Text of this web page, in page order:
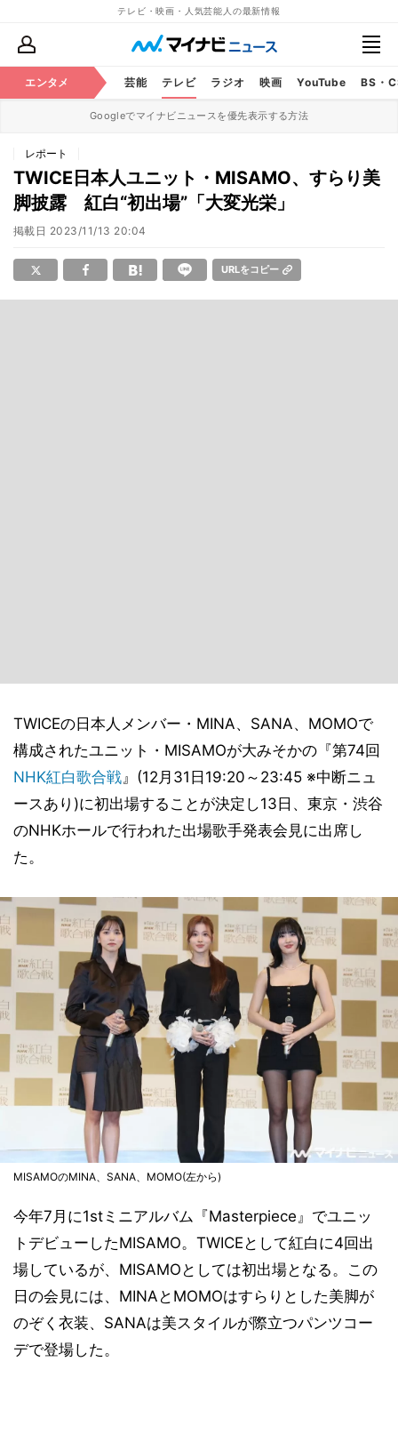
テレビ・映画・人気芸能人の最新情報
エンタメ 芸能 テレビ ラジオ 映画 YouTube BS・
Googleでマイナビニュースを優先表示する方法
レポート
TWICE日本人ユニット・MISAMO、すらり美
脚披露 紅白“初出場”「大変光栄」
掲載日 2023/11/13 20:04
URLをコピー
TWICEの日本人メンバー・MINA、SANA、MOMOで
構成されたユニット・MISAMOが大みそかの『第74回
NHK紅白歌合戦』(12月31日19:20～23:45 ※中断ニュ
ースあり)に初出場することが決定し13日、東京・渋谷
のNHKホールで行われた出場歌手発表会見に出席し
た。
MISAMOのMINA、SANA、MOMO(左から)
今年7月に1stミニアルバム『Masterpiece』でユニッ
トデビューしたMISAMO。TWICEとして紅白に4回出
場しているが、MISAMOとしては初出場となる。この
日の会見には、MINAとMOMOはすらりとした美脚が
のぞく衣装、SANAは美スタイルが際立つパンツコー
デで登場した。